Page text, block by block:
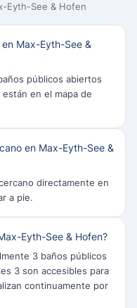
Eyth-See & Hofen
Max-Eyth-See &
públicos abiertos
en el mapa de
en Max-Eyth-See &
directamente en
a pie.
Eyth-See & Hofen?
3 baños públicos
3 son accesibles para
continuamente por